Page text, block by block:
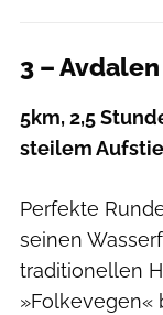
3 – Avdalen
5km, 2,5
steilem
Perfekte
seinen
traditionellen
»Folkevegen«